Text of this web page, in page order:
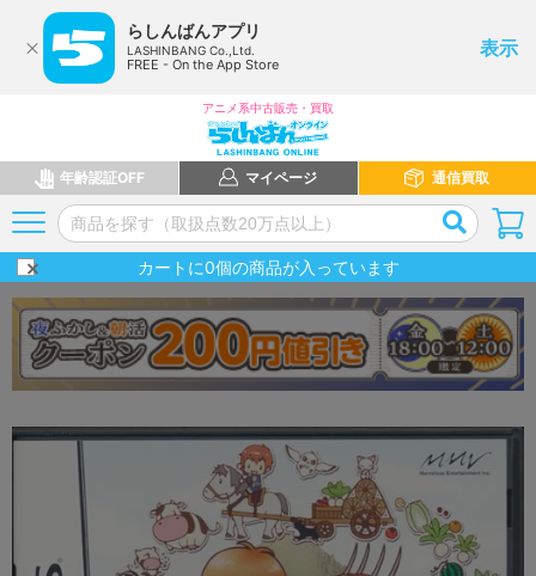
らしんばんアプリ
LASHINBANG Co.,Ltd.
FREE - On the App Store
表示
アニメ系中古販売・買取
年齢認証OFF マイページ 通信買取
カートに0個の商品が入っています